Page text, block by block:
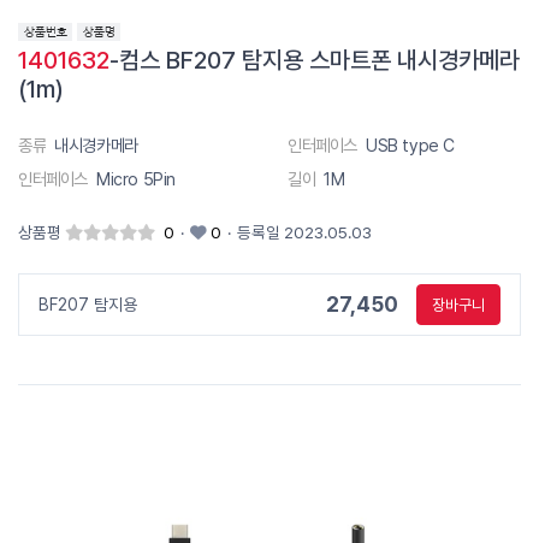
1401632-컴스 BF207 탐지용 스마트폰 내시경카메라
(1m)
종류 내시경카메라 인터페이스 USB type C
인터페이스 Micro 5Pin 길이 1M
상품평 0 · 0 · 등록일 2023.05.03
BF207 탐지용 27,450 장바구니